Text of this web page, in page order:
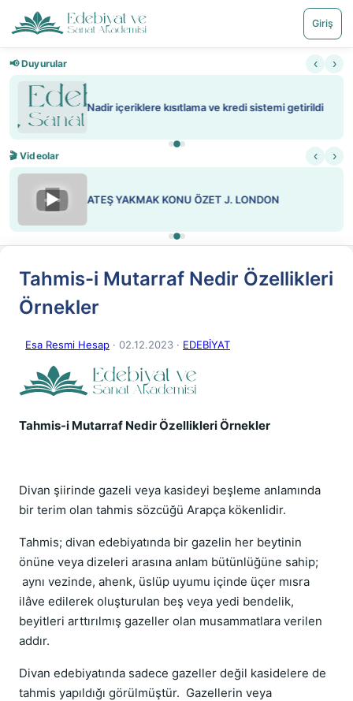
Giriş
📢 Duyurular ‹ ›
Nadir içeriklere kısıtlama ve kredi sistemi getirildi
🎬 Videolar ‹ ›
▶ ATEŞ YAKMAK KONU ÖZET J. LONDON
Tahmis-i Mutarraf Nedir Özellikleri
Örnekler
Esa Resmi Hesap · 02.12.2023 · EDEBİYAT
Tahmis-i Mutarraf Nedir Özellikleri Örnekler
Divan şiirinde gazeli veya kasideyi beşleme anlamında
bir terim olan tahmis sözcüğü Arapça kökenlidir.
Tahmis; divan edebiyatında bir gazelin her beytinin
önüne veya dizeleri arasına anlam bütünlüğüne sahip;
aynı vezinde, ahenk, üslüp uyumu içinde üçer mısra
ilâve edilerek oluşturulan beş veya yedi bendelik,
beyitleri arttırılmış gazeller olan musammatlara verilen
addır.
Divan edebiyatında sadece gazeller değil kasidelere de
tahmis yapıldığı görülmüştür. Gazellerin veya